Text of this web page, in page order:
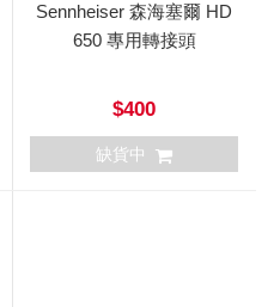
Sennheiser 森海塞爾 HD
650 專用轉接頭
$400
缺貨中